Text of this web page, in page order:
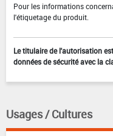
Pour les informations
l'étiquetage du produit.
Le titulaire de l'autorisation
données de sécurité avec la
Usages / Cultures